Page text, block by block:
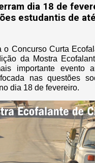
dia 18 de
estudantis de
o Concurso Curta
da Mostra
importante evento
nas questões
dia 18 de fevereiro.